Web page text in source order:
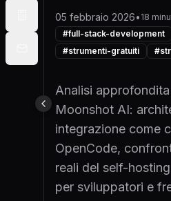
05 febbraio 2026• 18
#full-stack-development
#strumenti-gratuiti #
Analisi
Moonshot AI:
integrazione come
OpenCode,
reali del self-
per sviluppatori e